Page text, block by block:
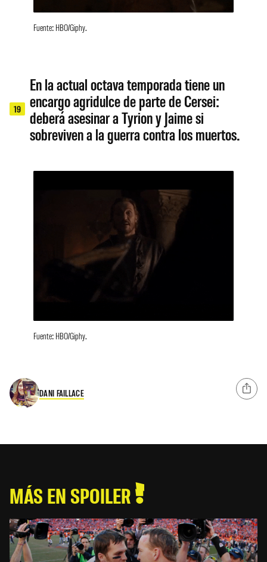
Fuente: HBO/Giphy.
19
En la actual octava temporada tiene un
encargo agridulce de parte de Cersei:
deberá asesinar a Tyrion y Jaime si
sobreviven a la guerra contra los muertos.
Fuente: HBO/Giphy.
DANI FAILLACE
MÁS EN SPOILER